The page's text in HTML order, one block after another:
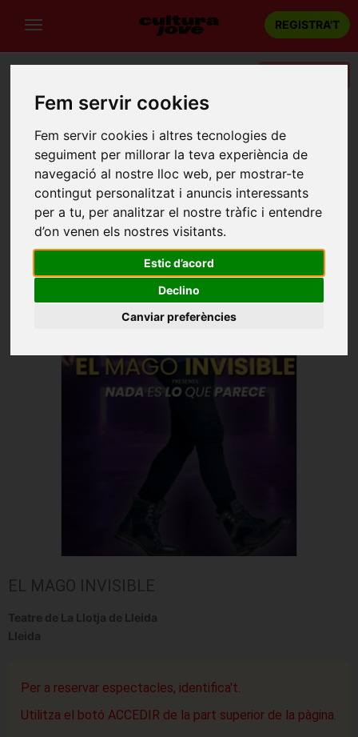
Fem servir cookies
Fem servir cookies i altres tecnologies de
seguiment per millorar la teva experiència de
navegació al nostre lloc web, per mostrar-te
contingut personalitzat i anuncis interessants
per a tu, per analitzar el nostre tràfic i entendre
d’on venen els nostres visitants.
Estic d’acord
Declino
Canviar preferències
REGISTRA'T
Portada Teatre Lleida EL MAGO INVISIBLE
EL MAGO INVISIBLE
Teatre de La Llotja de Lleida
Lleida
Per a reservar espectacles, identifica't.
Utilitza el botó ACCEDIR de la part superior de la pàgina.